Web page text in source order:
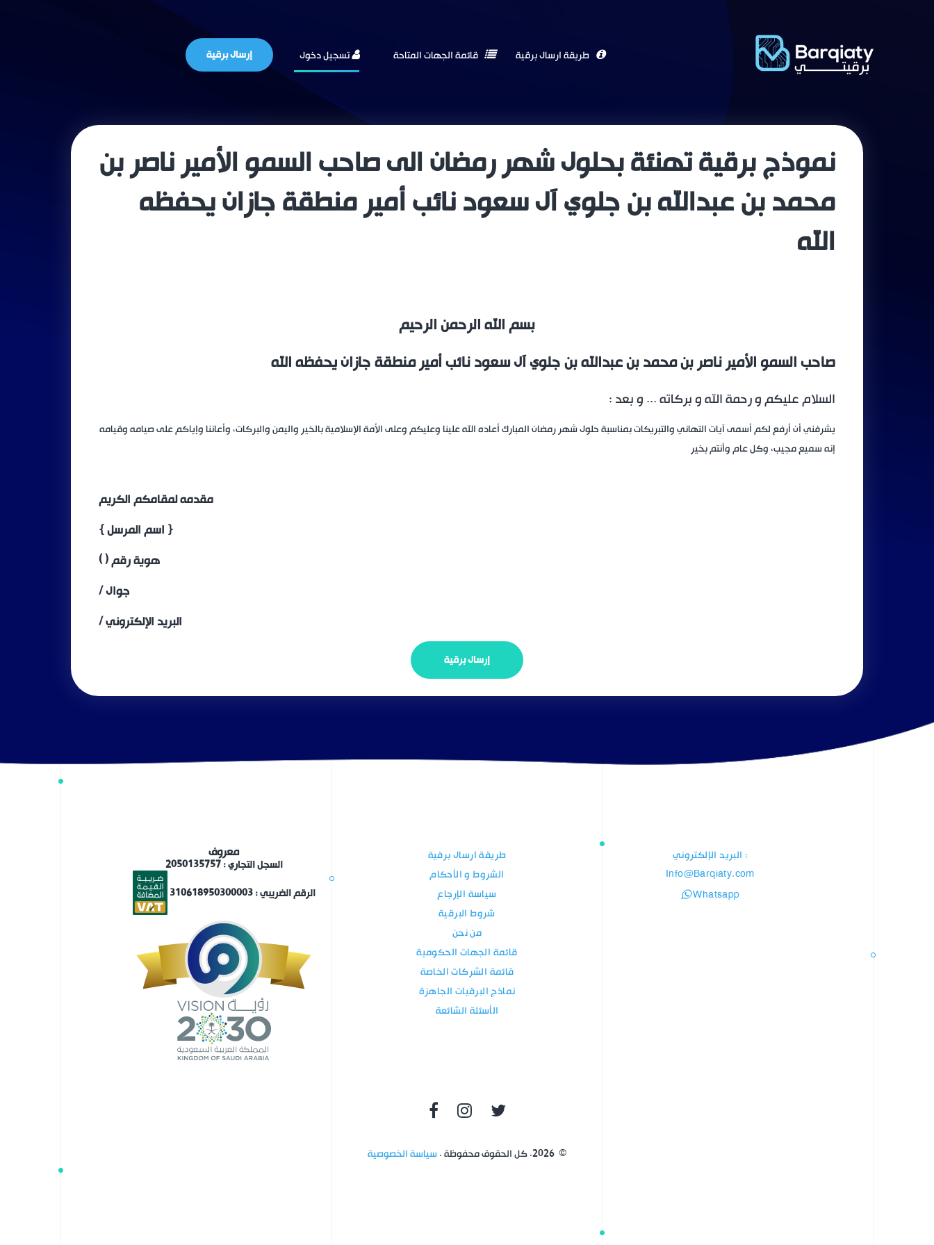
طريقة ارسال برقية قائمة الجهات المتاحة تسجيل دخول إرسال برقية
نموذج برقية تهنئة بحلول شهر رمضان الى صاحب السمو الأمير ناصر بن
محمد بن عبدالله بن جلوي آل سعود نائب أمير منطقة جازان يحفظه
الله
بسم الله الرحمن الرحيم
صاحب السمو الأمير ناصر بن محمد بن عبدالله بن جلوي آل سعود نائب أمير منطقة جازان يحفظه الله
السلام عليكم و رحمة الله و بركاته ... و بعد :
يشرفني أن أرفع لكم أسمى آيات التهاني والتبريكات بمناسبة حلول شهر رمضان المبارك أعاده الله علينا وعليكم وعلى الأمة الإسلامية بالخير واليمن والبركات، وأعاننا وإياكم على صيامه وقيامه
إنه سميع مجيب، وكل عام وأنتم بخير
مقدمه لمقامكم الكريم
{ اسم المرسل }
هوية رقم ( )
جوال /
البريد الإلكتروني /
إرسال برقية
: البريد الإلكتروني
Info@Barqiaty.com
Whatsapp
طريقة ارسال برقية
الشروط و الأحكام
سياسة الإرجاع
شروط البرقية
من نحن
قائمة الجهات الحكومية
قائمة الشركات الخاصة
نماذج البرقيات الجاهزة
الأسئلة الشائعة
معروف
السجل التجاري : 2050135757
الرقم الضريبي : 310618950300003
©
2026
.كل الحقوق محفوظة. سياسة الخصوصية